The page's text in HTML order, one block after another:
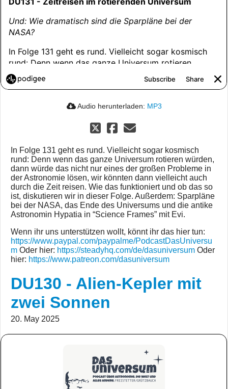
Audio herunterladen: MP3
In Folge 131 geht es rund. Vielleicht sogar kosmisch
rund: Denn wenn das ganze Universum rotieren würden,
dann würde das nicht nur eines der großen Probleme in
der Astronomie lösen, wir könnten dann vielleicht auch
durch die Zeit reisen. Wie das funktioniert und ob das so
ist, diskutieren wir in dieser Folge. Außerdem: Sparpläne
bei der NASA, das Ende des Universums und die antike
Astronomin Hypatia in “Science Frames” mit Evi.
Wenn ihr uns unterstützen wollt, könnt ihr das hier tun:
https://www.paypal.com/paypalme/PodcastDasUniversu
m Oder hier: https://steadyhq.com/de/dasuniversum Oder
hier: https://www.patreon.com/dasuniversum
DU130 - Alien-Kepler mit
zwei Sonnen
20. May 2025